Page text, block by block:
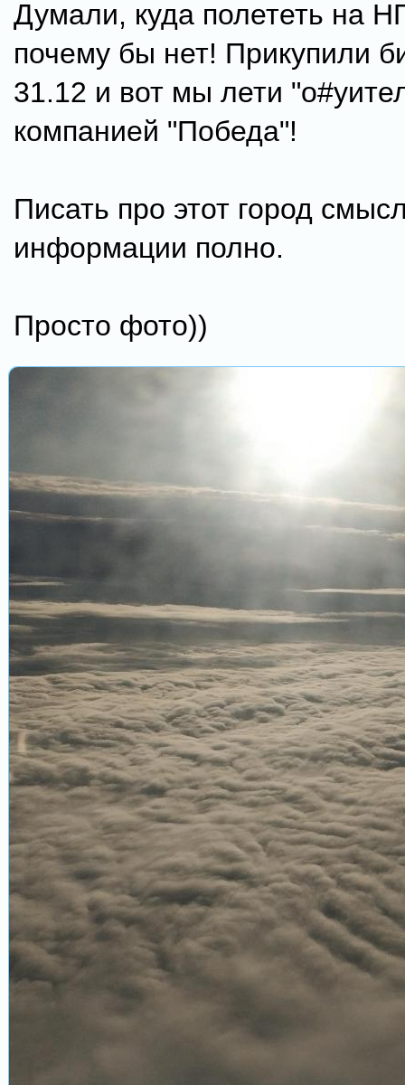
Думали, куда полететь на
почему бы нет! Прикупили
31.12 и вот мы лети
компанией "Победа"!
Писать про этот город
информации полно.
Просто фото))